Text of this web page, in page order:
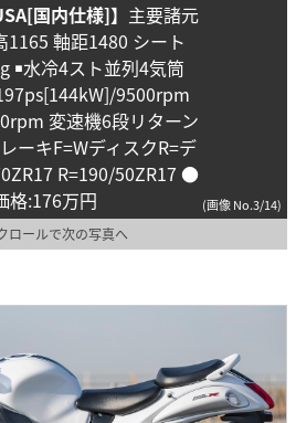
国内仕様]】 主要諸元
1165 軸距1480 シート
￭水冷4スト並列4気筒
9500rpm
変速機6段リターン
ーキF=WディスクR=デ
R=190/50ZR17 ●
格:176万円
(画像 No.3/14)
ロールで次の写真へ